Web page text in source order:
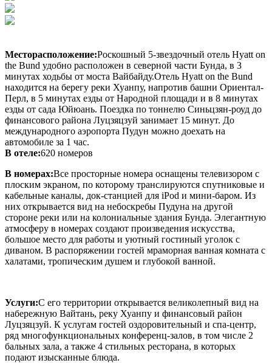
Месторасположение:Роскошный 5-звездочный отель Hyatt on
the Bund удобно расположен в северной части Бунда, в 3
минутах ходьбы от моста Вайбайду.Отель Hyatt on the Bund
находится на берегу реки Хуанпу, напротив башни Ориентал-
Перл, в 5 минутах езды от Народной площади и в 8 минутах
езды от сада Юйюань. Поездка по тоннелю Синьцзян-роуд до
финансового района Луцзяцзуй занимает 15 минут. До
международного аэропорта Пудун можно доехать на
автомобиле за 1 час.
В отеле:620 номеров
В номерах:Все просторные номера оснащены телевизором с
плоским экраном, по которому транслируются спутниковые и
кабельные каналы, док-станцией для iPod и мини-баром. Из
них открывается вид на небоскребы Пудуна на другой
стороне реки или на колониальные здания Бунда. Элегантную
атмосферу в номерах создают произведения искусства,
большое место для работы и уютный гостиный уголок с
диваном. В распоряжении гостей мраморная ванная комната с
халатами, тропическим душем и глубокой ванной.
Услуги:С его территории открывается великолепный вид на
набережную Вайтань, реку Хуанпу и финансовый район
Луцзяцзуй. К услугам гостей оздоровительный и спа-центр,
ряд многофункциональных конференц-залов, в том числе 2
бальных зала, а также 4 стильных ресторана, в которых
подают изысканные блюда.